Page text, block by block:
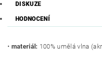
DISKUZE
HODNOCENÍ
• materiál: 100% umělá vlna